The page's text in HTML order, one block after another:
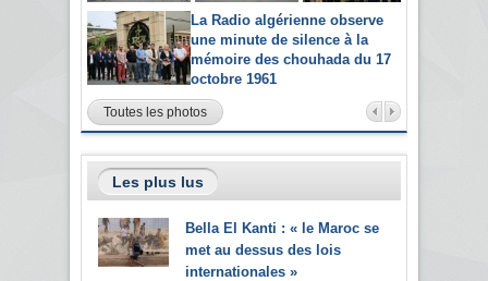
La Radio algérienne observe
une minute de silence à la
mémoire des chouhada du 17
octobre 1961
Toutes les photos
Les plus lus
Bella El Kanti : « le Maroc se
met au dessus des lois
internationales »